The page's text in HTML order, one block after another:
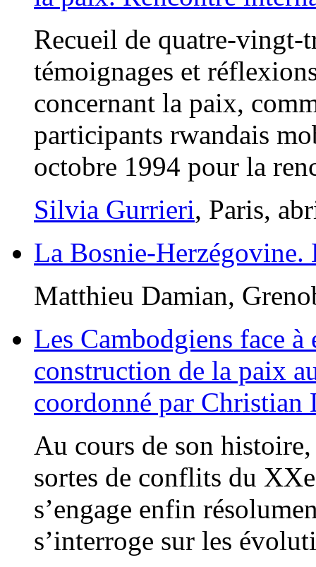
Recueil de quatre-vingt-
témoignages et
concernant la paix,
participants rwandais
octobre 1994 pour la
Silvia Gurrieri, Paris,
La Bosnie-
Matthieu Damian,
Les Cambodgiens face
construction de la paix
coordonné par Christian
Au cours de son
sortes de conflits du
s’engage enfin
s’interroge sur les